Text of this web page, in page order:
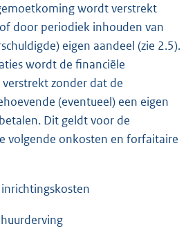
wordt verstrekt
door periodiek inhouden van
eigen aandeel (zie 2.5).
wordt de financiële
zonder dat de
(eventueel) een eigen
Dit geldt voor de
volgende onkosten en forfaitaire